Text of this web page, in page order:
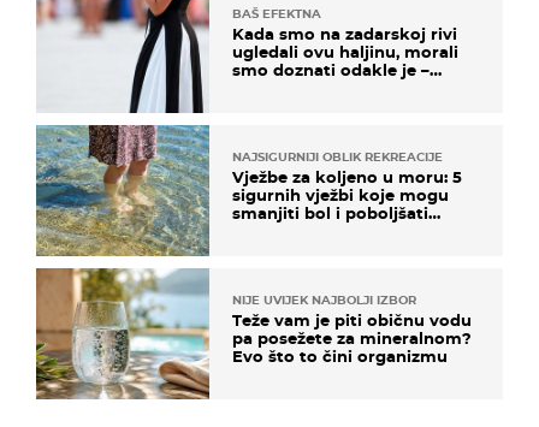
BAŠ EFEKTNA
Kada smo na zadarskoj rivi
ugledali ovu haljinu, morali
smo doznati odakle je –
NAJSIGURNIJI OBLIK REKREACIJE
Vježbe za koljeno u moru: 5
sigurnih vježbi koje mogu
smanjiti bol i poboljšati
NIJE UVIJEK NAJBOLJI IZBOR
Teže vam je piti običnu vodu
pa posežete za mineralnom?
Evo što to čini organizmu